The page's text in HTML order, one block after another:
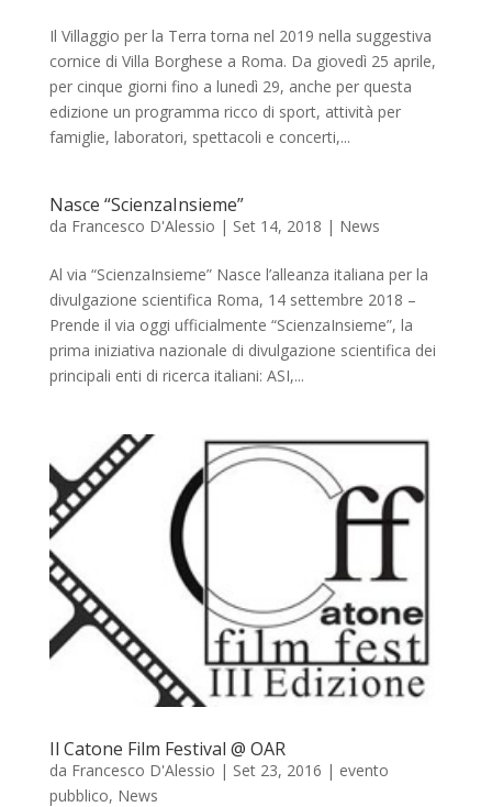
Il Villaggio per la Terra torna nel 2019 nella suggestiva
cornice di Villa Borghese a Roma. Da giovedì 25 aprile,
per cinque giorni fino a lunedì 29, anche per questa
edizione un programma ricco di sport, attività per
famiglie, laboratori, spettacoli e concerti,...
Nasce “ScienzaInsieme”
da Francesco D'Alessio | Set 14, 2018 | News
Al via “ScienzaInsieme” Nasce l’alleanza italiana per la
divulgazione scientifica Roma, 14 settembre 2018 –
Prende il via oggi ufficialmente “ScienzaInsieme”, la
prima iniziativa nazionale di divulgazione scientifica dei
principali enti di ricerca italiani: ASI,...
Il Catone Film Festival @ OAR
da Francesco D'Alessio | Set 23, 2016 | evento
pubblico, News